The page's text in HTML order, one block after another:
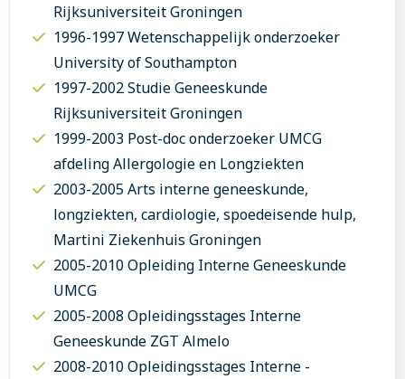
Rijksuniversiteit Groningen
1996-1997 Wetenschappelijk onderzoeker
University of Southampton
1997-2002 Studie Geneeskunde
Rijksuniversiteit Groningen
1999-2003 Post-doc onderzoeker UMCG
afdeling Allergologie en Longziekten
2003-2005 Arts interne geneeskunde,
longziekten, cardiologie, spoedeisende hulp,
Martini Ziekenhuis Groningen
2005-2010 Opleiding Interne Geneeskunde
UMCG
2005-2008 Opleidingsstages Interne
Geneeskunde ZGT Almelo
2008-2010 Opleidingsstages Interne -